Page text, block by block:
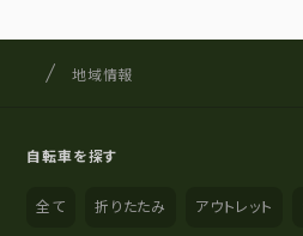
サイト内の現在地
サイクルショップナカゴヤ
地域情報
自転車を探す
全て 折りたたみ アウトレット